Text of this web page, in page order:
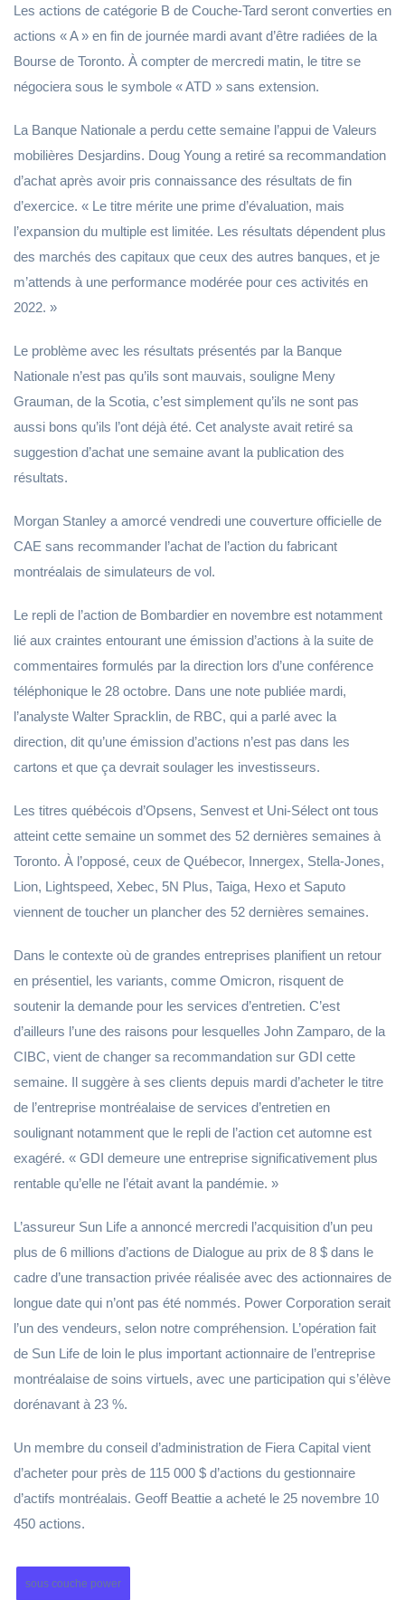
Les actions de catégorie B de Couche-Tard seront converties en
actions « A » en fin de journée mardi avant d’être radiées de la
Bourse de Toronto. À compter de mercredi matin, le titre se
négociera sous le symbole « ATD » sans extension.
La Banque Nationale a perdu cette semaine l’appui de Valeurs
mobilières Desjardins. Doug Young a retiré sa recommandation
d’achat après avoir pris connaissance des résultats de fin
d’exercice. « Le titre mérite une prime d’évaluation, mais
l’expansion du multiple est limitée. Les résultats dépendent plus
des marchés des capitaux que ceux des autres banques, et je
m’attends à une performance modérée pour ces activités en
2022. »
Le problème avec les résultats présentés par la Banque
Nationale n’est pas qu’ils sont mauvais, souligne Meny
Grauman, de la Scotia, c’est simplement qu’ils ne sont pas
aussi bons qu’ils l’ont déjà été. Cet analyste avait retiré sa
suggestion d’achat une semaine avant la publication des
résultats.
Morgan Stanley a amorcé vendredi une couverture officielle de
CAE sans recommander l’achat de l’action du fabricant
montréalais de simulateurs de vol.
Le repli de l’action de Bombardier en novembre est notamment
lié aux craintes entourant une émission d’actions à la suite de
commentaires formulés par la direction lors d’une conférence
téléphonique le 28 octobre. Dans une note publiée mardi,
l’analyste Walter Spracklin, de RBC, qui a parlé avec la
direction, dit qu’une émission d’actions n’est pas dans les
cartons et que ça devrait soulager les investisseurs.
Les titres québécois d’Opsens, Senvest et Uni-Sélect ont tous
atteint cette semaine un sommet des 52 dernières semaines à
Toronto. À l’opposé, ceux de Québecor, Innergex, Stella-Jones,
Lion, Lightspeed, Xebec, 5N Plus, Taiga, Hexo et Saputo
viennent de toucher un plancher des 52 dernières semaines.
Dans le contexte où de grandes entreprises planifient un retour
en présentiel, les variants, comme Omicron, risquent de
soutenir la demande pour les services d’entretien. C’est
d’ailleurs l’une des raisons pour lesquelles John Zamparo, de la
CIBC, vient de changer sa recommandation sur GDI cette
semaine. Il suggère à ses clients depuis mardi d’acheter le titre
de l’entreprise montréalaise de services d’entretien en
soulignant notamment que le repli de l’action cet automne est
exagéré. « GDI demeure une entreprise significativement plus
rentable qu’elle ne l’était avant la pandémie. »
L’assureur Sun Life a annoncé mercredi l’acquisition d’un peu
plus de 6 millions d’actions de Dialogue au prix de 8 $ dans le
cadre d’une transaction privée réalisée avec des actionnaires de
longue date qui n’ont pas été nommés. Power Corporation serait
l’un des vendeurs, selon notre compréhension. L’opération fait
de Sun Life de loin le plus important actionnaire de l’entreprise
montréalaise de soins virtuels, avec une participation qui s’élève
dorénavant à 23 %.
Un membre du conseil d’administration de Fiera Capital vient
d’acheter pour près de 115 000 $ d’actions du gestionnaire
d’actifs montréalais. Geoff Beattie a acheté le 25 novembre 10
450 actions.
sous couche power